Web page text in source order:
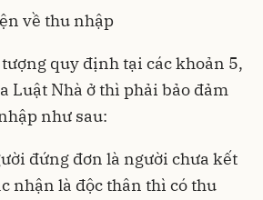
về thu nhập
quy định tại các khoản 5,
Luật Nhà ở thì phải bảo đảm
như sau:
đứng đơn là người chưa kết
nhận là độc thân thì có thu